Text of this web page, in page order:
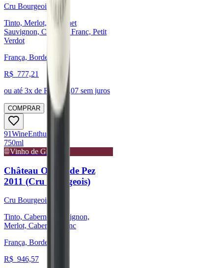
Cru Bourgeois
Tinto, Merlot, Cabernet
Sauvignon, Cabernet Franc, Petit
Verdot
França, Bordeaux
R$ 777,21
ou até 3x de R$ 259,07 sem juros
COMPRAR
91WineEnthusiast
750ml
Vinho de Guarda
Château Ormes de Pez
2011 (Cru Bourgeois)
Cru Bourgeois
Tinto, Cabernet Sauvignon,
Merlot, Cabernet Franc
França, Bordeaux
R$ 946,57